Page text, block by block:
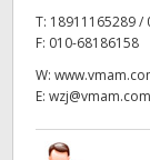
T: 18911165289 /
F: 010-68186158
W:
E: